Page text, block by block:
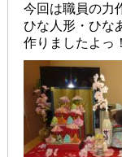
今回は職員の力
ひな人形・ひな
作りましたよっ